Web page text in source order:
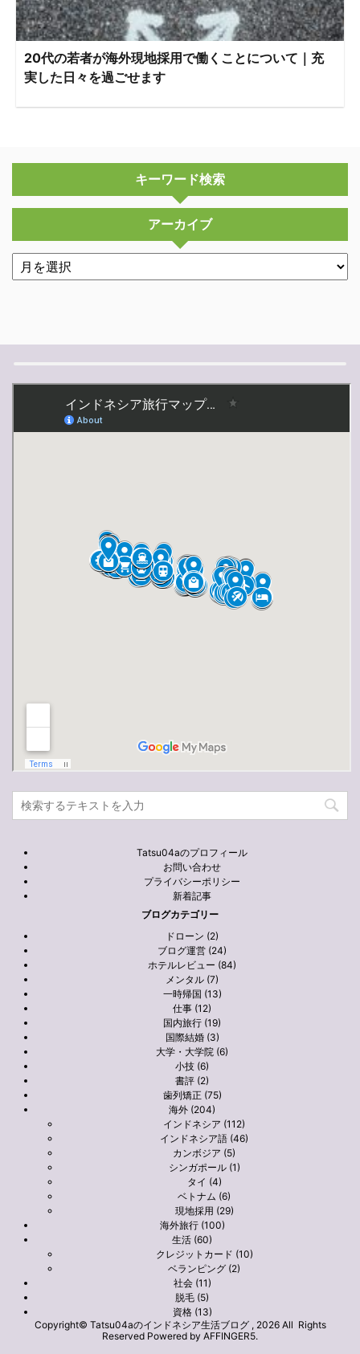
20代の若者が海外現地採用で働くことについて｜充
実した日々を過ごせます
キーワード検索
アーカイブ
Tatsu04aのプロフィール
お問い合わせ
プライバシーポリシー
新着記事
ブログカテゴリー
ドローン (2)
ブログ運営 (24)
ホテルレビュー (84)
メンタル (7)
一時帰国 (13)
仕事 (12)
国内旅行 (19)
国際結婚 (3)
大学・大学院 (6)
小技 (6)
書評 (2)
歯列矯正 (75)
海外 (204)
インドネシア (112)
インドネシア語 (46)
カンボジア (5)
シンガポール (1)
タイ (4)
ベトナム (6)
現地採用 (29)
海外旅行 (100)
生活 (60)
クレジットカード (10)
ベランピング (2)
社会 (11)
脱毛 (5)
資格 (13)
Copyright© Tatsu04aのインドネシア生活ブログ , 2026 All Rights
Reserved Powered by AFFINGER5.